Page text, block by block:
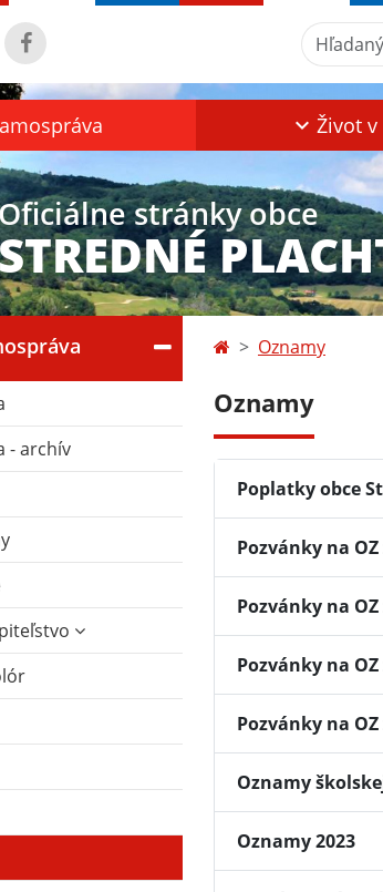
Hľadaný
Život v
stránky obce
- archív
Oznamy
Oznamy
Poplatky obce
Pozvánky na
Pozvánky na
Pozvánky na
Pozvánky na
Oznamy
Oznamy 2023